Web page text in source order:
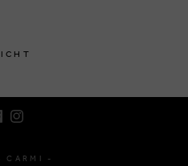
CARMI -